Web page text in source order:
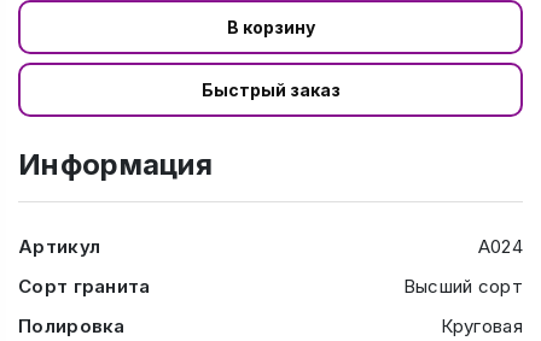
В корзину
Быстрый заказ
Информация
Артикул
А024
Сорт гранита
Высший сорт
Полировка
Круговая